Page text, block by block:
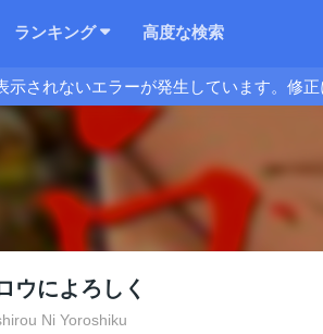
ランキング 高度な検索
示されないエラーが発生しています。修
ウによろしく
Ni Yoroshiku